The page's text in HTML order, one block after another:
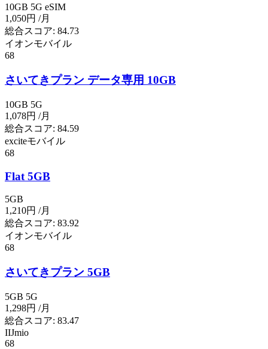
10GB 5G eSIM
1,050円 /月
総合スコア: 84.73
イオンモバイル
68
さいてきプラン データ専用 10GB
10GB 5G
1,078円 /月
総合スコア: 84.59
exciteモバイル
68
Flat 5GB
5GB
1,210円 /月
総合スコア: 83.92
イオンモバイル
68
さいてきプラン 5GB
5GB 5G
1,298円 /月
総合スコア: 83.47
IIJmio
68